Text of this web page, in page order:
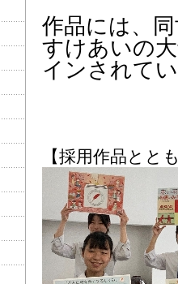
作品には、
すけあいの
インされて
【採用作品とと